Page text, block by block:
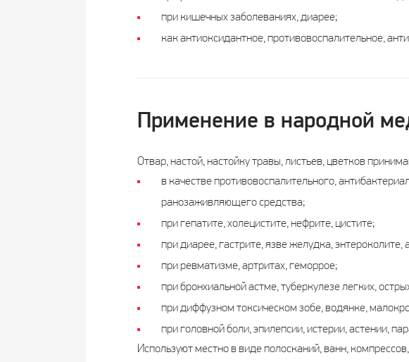
при кишечных заболеваниях, диарее;
как антиоксидантное, противовоспалительное,
Применение в народной
Отвар, настой, настойку травы, листьев, цветков
в качестве противовоспалительного,
ранозаживляющего средства;
при гепатите, холецистите, нефрите, цистите;
при диарее, гастрите, язве желудка, энтероколите,
при ревматизме, артритах, геморрое;
при бронхиальной астме, туберкулезе легких,
при диффузном токсическом зобе, водянке,
при головной боли, эпилепсии, истерии, астении,
Используют местно в виде полосканий, ванн,